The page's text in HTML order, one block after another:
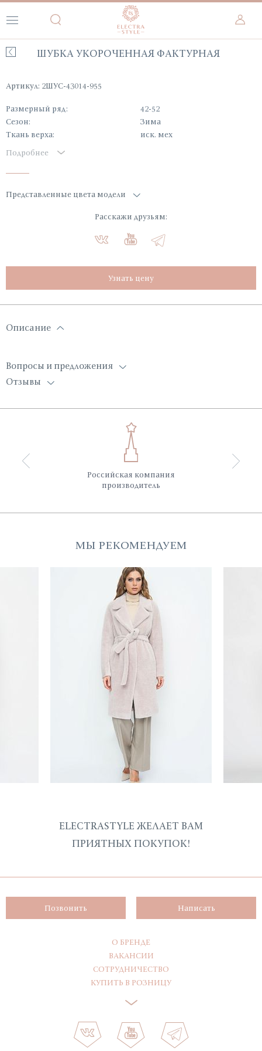
ШУБКА УКОРОЧЕННАЯ ФАКТУРНАЯ
Артикул: 2ШУС-43014-955
Размерный ряд:
42-52
Сезон:
Зима
Ткань верха:
иск. мех
Подробнее
Представленные цвета модели
Расскажи друзьям:
Узнать цену
Описание
Вопросы и предложения
Отзывы
Российская компания
производитель
МЫ РЕКОМЕНДУЕМ
ELECTRASTYLE ЖЕЛАЕТ ВАМ
ПРИЯТНЫХ ПОКУПОК!
Позвонить Написать
О БРЕНДЕ
ВАКАНСИИ
СОТРУДНИЧЕСТВО
КУПИТЬ В РОЗНИЦУ